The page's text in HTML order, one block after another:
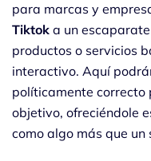
para marcas y
Tiktok a un
productos o servicios
interactivo. Aquí
políticamente correcto
objetivo, ofreciéndole
como algo más que